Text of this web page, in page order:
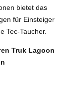
bietet das
für Einsteiger
Tec-Taucher.
Truk Lagoon